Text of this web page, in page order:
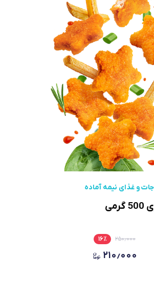
و غذای نیمه آماده
۲۵۰٫۰۰۰ ۱۶٪
۲۱۰٫۰۰۰